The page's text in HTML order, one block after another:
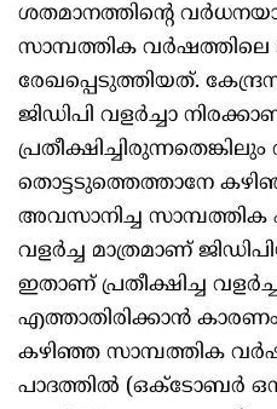
ശതമാനത്തിന്‍റെ
സാമ്പത്തിക വർഷത്തിലെ
രേഖപ്പെടുത്തിയത്.
ജിഡിപി വളര്‍ച്ചാ
തൊട്ടടുത്തെത്താനേ
അവസാനിച്ച സാമ്പത്തിക
വളര്‍ച്ച മാത്രമാണ്
ഇതാണ് പ്രതീക്ഷിച്ച
എത്താതിരിക്കാൻ
കഴിഞ്ഞ സാമ്പത്തിക
പാദത്തില്‍ (ഒക്ടോബർ